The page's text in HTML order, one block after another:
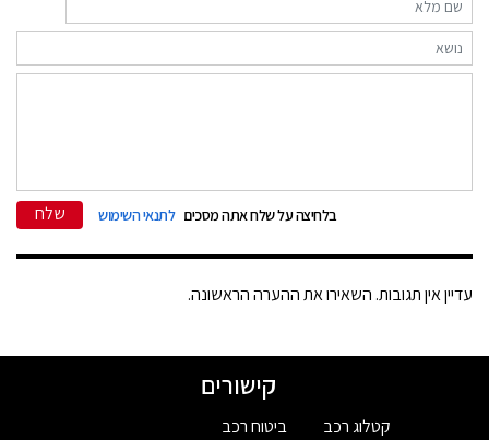
בלחיצה על שלח אתה מסכים לתנאי השימוש שלח
עדיין אין תגובות. השאירו את ההערה הראשונה.
קישורים
קטלוג רכב
ביטוח רכב